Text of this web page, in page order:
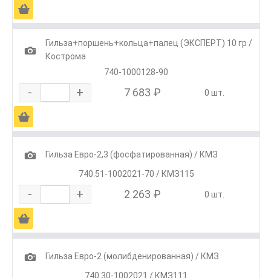
Ä
1
Гильза+поршень+кольца+палец (ЭКСПЕРТ) 10 гр /
Кострома
740-1000128-90
- + 7 683 ₽ 0 шт.
Ä
1
Гильза Евро-2,3 (фосфатированная) / КМЗ
740.51-1002021-70 / КМЗ115
- + 2 263 ₽ 0 шт.
Ä
1
Гильза Евро-2 (молибденированная) / КМЗ
740.30-1002021 / КМЗ111